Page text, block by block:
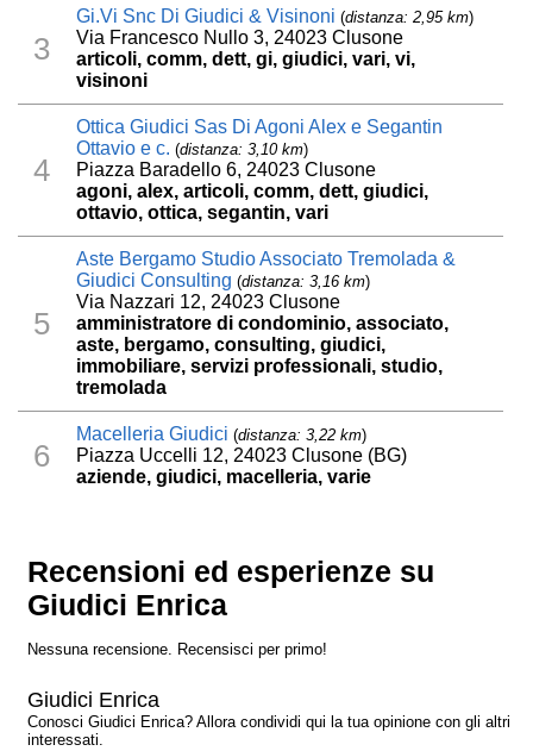
3
Gi.Vi Snc Di Giudici & Visinoni (distanza: 2,95 km)
Via Francesco Nullo 3, 24023 Clusone
articoli, comm, dett, gi, giudici, vari, vi,
visinoni
4
Ottica Giudici Sas Di Agoni Alex e Segantin
Ottavio e c. (distanza: 3,10 km)
Piazza Baradello 6, 24023 Clusone
agoni, alex, articoli, comm, dett, giudici,
ottavio, ottica, segantin, vari
5
Aste Bergamo Studio Associato Tremolada &
Giudici Consulting (distanza: 3,16 km)
Via Nazzari 12, 24023 Clusone
amministratore di condominio, associato,
aste, bergamo, consulting, giudici,
immobiliare, servizi professionali, studio,
tremolada
6
Macelleria Giudici (distanza: 3,22 km)
Piazza Uccelli 12, 24023 Clusone (BG)
aziende, giudici, macelleria, varie
Recensioni ed esperienze su
Giudici Enrica
Nessuna recensione. Recensisci per primo!
Giudici Enrica
Conosci Giudici Enrica? Allora condividi qui la tua opinione con gli altri
interessati.